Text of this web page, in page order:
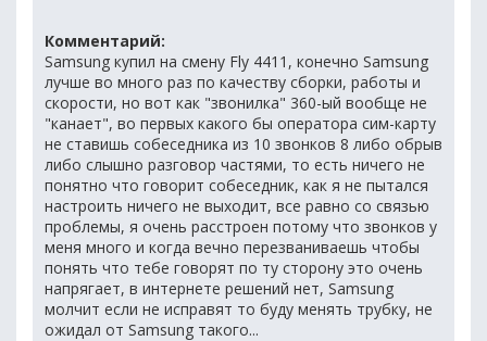
Комментарий:
Samsung купил на смену Fly 4411, конечно Samsung
лучше во много раз по качеству сборки, работы и
скорости, но вот как "звонилка" 360-ый вообще не
"канает", во первых какого бы оператора сим-карту
не ставишь собеседника из 10 звонков 8 либо обрыв
либо слышно разговор частями, то есть ничего не
понятно что говорит собеседник, как я не пытался
настроить ничего не выходит, все равно со связью
проблемы, я очень расстроен потому что звонков у
меня много и когда вечно перезваниваешь чтобы
понять что тебе говорят по ту сторону это очень
напрягает, в интернете решений нет, Samsung
молчит если не исправят то буду менять трубку, не
ожидал от Samsung такого...